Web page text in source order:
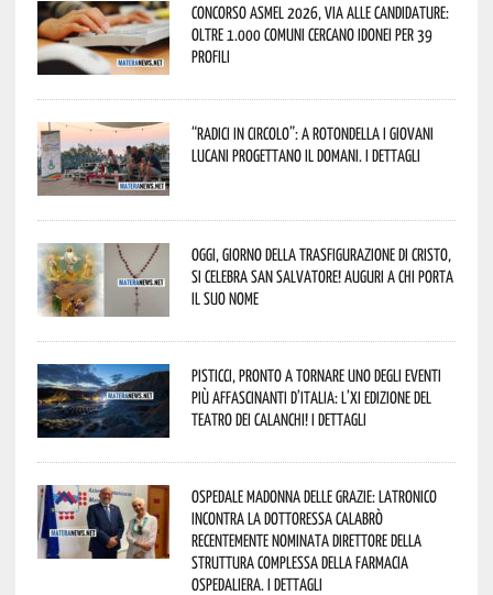
Concorso Asmel 2026, via alle candidature:
oltre 1.000 Comuni cercano idonei per 39
profili
“Radici in Circolo”: a Rotondella i giovani
lucani progettano il domani. I dettagli
Oggi, giorno della Trasfigurazione di Cristo,
si celebra San Salvatore! Auguri a chi porta
il suo nome
Pisticci, pronto a tornare uno degli eventi
più affascinanti d’Italia: l’XI edizione del
Teatro dei Calanchi! I dettagli
Ospedale Madonna delle Grazie: Latronico
incontra la dottoressa Calabrò
recentemente nominata Direttore della
Struttura Complessa della Farmacia
Ospedaliera. I dettagli